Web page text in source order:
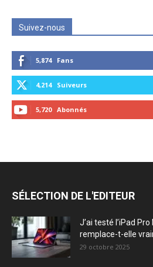
Suivez-nous
5,874 Fans
4,214 Suiveurs
5,720 Abonnés
SÉLECTION DE L'EDITEUR
J’ai testé l’iPad
remplace-t-elle
29 octobre 2025